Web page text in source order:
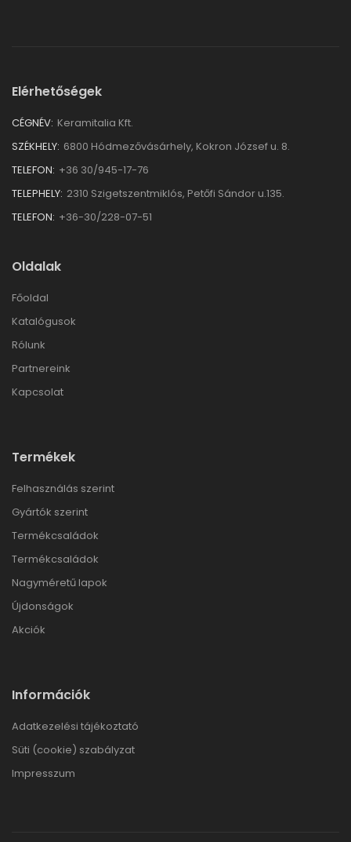
Elérhetőségek
CÉGNÉV: Keramitalia Kft.
SZÉKHELY: 6800 Hódmezővásárhely, Kokron József u. 8.
TELEFON: +36 30/945-17-76
TELEPHELY: 2310 Szigetszentmiklós, Petőfi Sándor u.135.
TELEFON: +36-30/228-07-51
Oldalak
Főoldal
Katalógusok
Rólunk
Partnereink
Kapcsolat
Termékek
Felhasználás szerint
Gyártók szerint
Termékcsaládok
Termékcsaládok
Nagyméretű lapok
Újdonságok
Akciók
Információk
Adatkezelési tájékoztató
Süti (cookie) szabályzat
Impresszum